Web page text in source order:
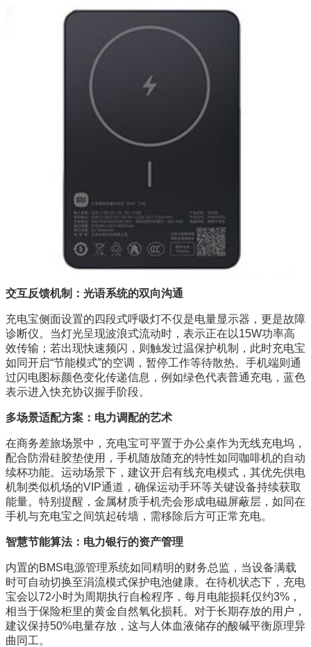
交互反馈机制：光语系统的双向沟通
充电宝侧面设置的四段式呼吸灯不仅是电量显示器，更是故障
诊断仪。当灯光呈现波浪式流动时，表示正在以15W功率高
效传输；若出现快速频闪，则触发过温保护机制，此时充电宝
如同开启“节能模式”的空调，暂停工作等待散热。手机端则通
过闪电图标颜色变化传递信息，例如绿色代表普通充电，蓝色
表示进入快充协议握手阶段。
多场景适配方案：电力调配的艺术
在商务差旅场景中，充电宝可平置于办公桌作为无线充电坞，
配合防滑硅胶垫使用，手机随放随充的特性如同咖啡机的自动
续杯功能。运动场景下，建议开启有线充电模式，其优先供电
机制类似机场的VIP通道，确保运动手环等关键设备持续获取
能量。特别提醒，金属材质手机壳会形成电磁屏蔽层，如同在
手机与充电宝之间筑起砖墙，需移除后方可正常充电。
智慧节能算法：电力银行的资产管理
内置的BMS电源管理系统如同精明的财务总监，当设备满载
时可自动切换至涓流模式保护电池健康。在待机状态下，充电
宝会以72小时为周期执行自检程序，每月电能损耗仅约3%，
相当于保险柜里的黄金自然氧化损耗。对于长期存放的用户，
建议保持50%电量存放，这与人体血液储存的酸碱平衡原理异
曲同工。